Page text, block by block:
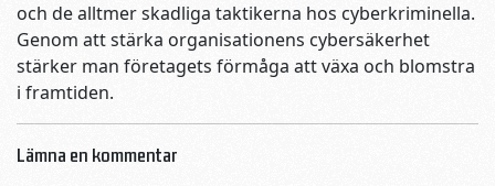
och de alltmer skadliga taktikerna hos cyberkriminella.
Genom att stärka organisationens cybersäkerhet
stärker man företagets förmåga att växa och blomstra
i framtiden.
Lämna en kommentar